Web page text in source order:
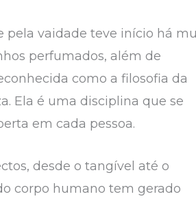
pela vaidade teve início há
perfumados, além de
como a filosofia da
Ela é uma disciplina que se
em cada pessoa.
desde o tangível até o
corpo humano tem gerado